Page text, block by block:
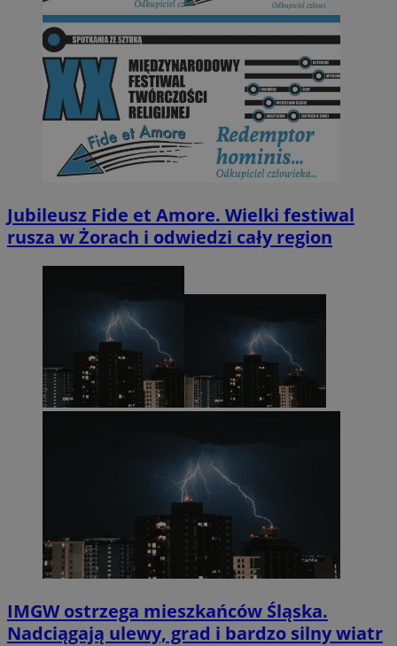
Jubileusz Fide et Amore. Wielki festiwal
rusza w Żorach i odwiedzi cały region
IMGW ostrzega mieszkańców Śląska.
Nadciągają ulewy, grad i bardzo silny wiatr